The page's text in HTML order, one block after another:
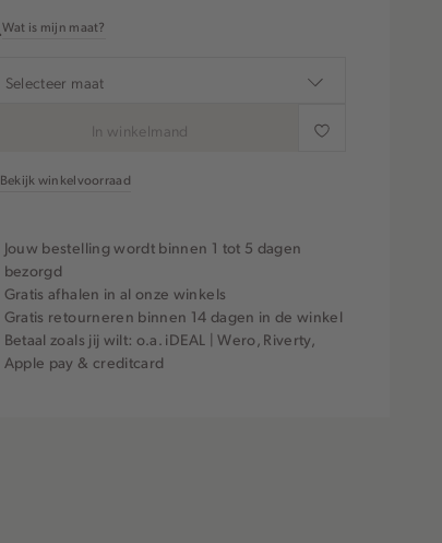
Wat is mijn maat?
Selecteer maat
In winkelmand
Bekijk winkelvoorraad
Jouw bestelling wordt binnen 1 tot 5 dagen
bezorgd
Gratis afhalen in al onze winkels
Gratis retourneren binnen 14 dagen in de winkel
Betaal zoals jij wilt: o.a. iDEAL | Wero, Riverty,
Apple pay & creditcard